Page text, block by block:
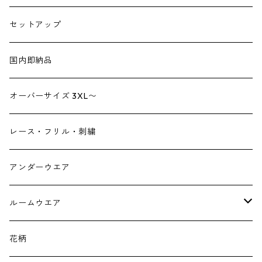
サロペット
ジャンプスーツ
デニム
トートバック
ショルダーバック
シューズ
ブーツ
パンプス
帽子
ヘアーアクセサリー
ストール
つけ襟
イヤリング・ピアス
ネックレス・ブローチ
セットアップ
国内即納品
オーバーサイズ 3XL〜
レース・フリル・刺繍
アンダーウエア
ルームウエア
パジャマ
花柄